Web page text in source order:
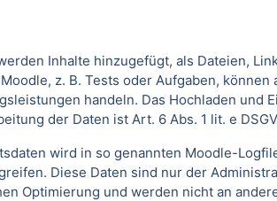
Inhalte hinzugefügt, als Dateien,
z. B. Tests oder Aufgaben,
handeln. Das Hochladen
der Daten ist Art. 6 Abs. 1 lit. e
wird in so genannten Moodle-
Diese Daten sind nur der
Optimierung und werden nicht an